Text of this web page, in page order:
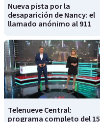
Nueva pista por la
desaparición de Nancy: el
llamado anónimo al 911
Telenueve Central:
programa completo del 15